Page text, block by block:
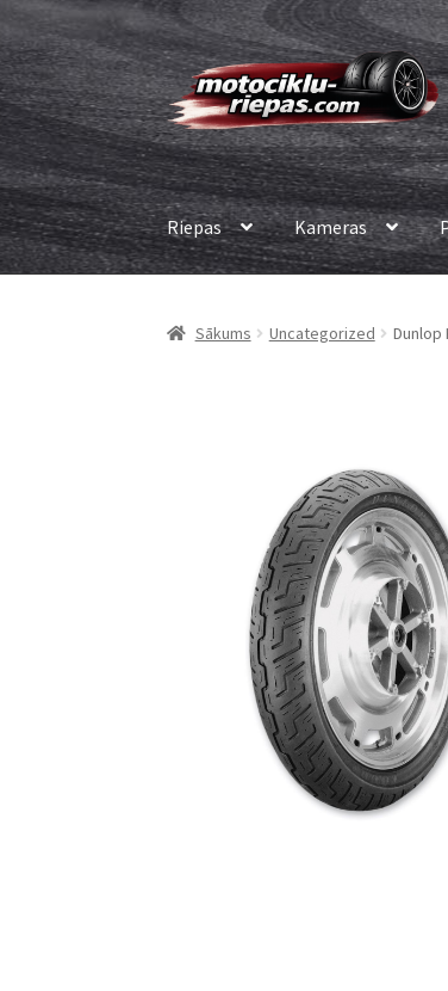
Skip
to
navigation
Skip
to
content
Riepas Kameras
Sākums Uncategorized Dunlop